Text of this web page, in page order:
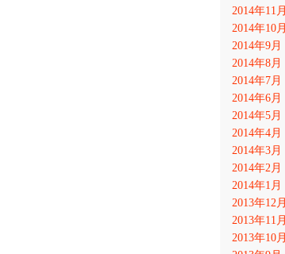
2014年11月
2014年10月
2014年9月
2014年8月
2014年7月
2014年6月
2014年5月
2014年4月
2014年3月
2014年2月
2014年1月
2013年12月
2013年11月
2013年10月